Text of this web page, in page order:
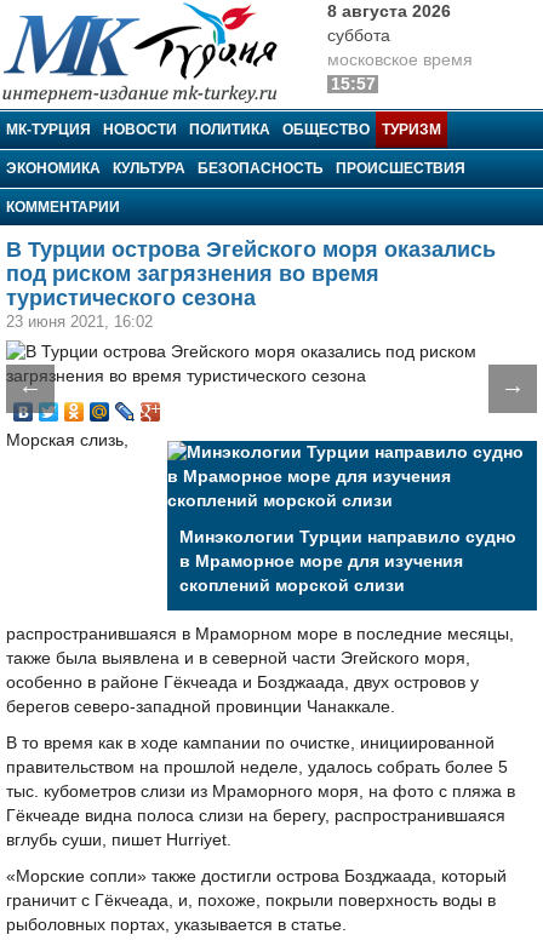
МК-Турция
8 августа 2026
суббота
московское время
15:57
МК-ТУРЦИЯ НОВОСТИ ПОЛИТИКА ОБЩЕСТВО ТУРИЗМ
ЭКОНОМИКА КУЛЬТУРА БЕЗОПАСНОСТЬ ПРОИСШЕСТВИЯ
КОММЕНТАРИИ
В Турции острова Эгейского моря оказались
под риском загрязнения во время
туристического сезона
23 июня 2021, 16:02
← →
Минэкологии Турции направило судно
в Мраморное море для изучения
скоплений морской слизи
Морская слизь,
распространившаяся в Мраморном море в последние месяцы,
также была выявлена и в северной части Эгейского моря,
особенно в районе Гёкчеада и Бозджаада, двух островов у
берегов северо-западной провинции Чанаккале.
В то время как в ходе кампании по очистке, инициированной
правительством на прошлой неделе, удалось собрать более 5
тыс. кубометров слизи из Мраморного моря, на фото с пляжа в
Гёкчеаде видна полоса слизи на берегу, распространившаяся
вглубь суши, пишет Hurriyet.
«Морские сопли» также достигли острова Бозджаада, который
граничит с Гёкчеада, и, похоже, покрыли поверхность воды в
рыболовных портах, указывается в статье.